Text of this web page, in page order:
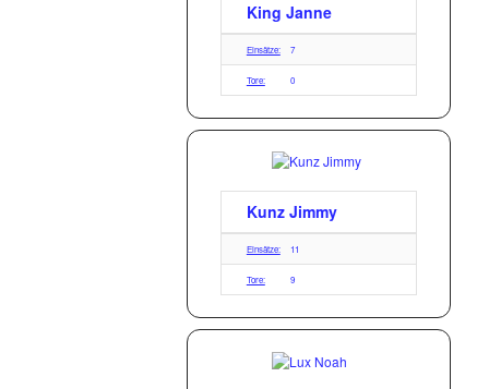
King Janne
Einsätze: 7
Tore: 0
Kunz Jimmy
Einsätze: 11
Tore: 9